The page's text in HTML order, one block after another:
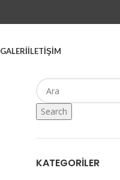
GALERİİLETİŞİM
Search
KATEGORILER